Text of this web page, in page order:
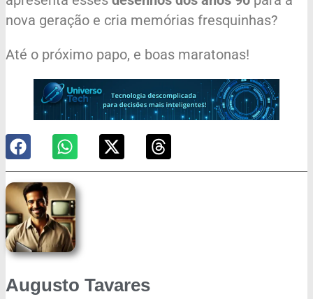
nova geração e cria memórias fresquinhas?
Até o próximo papo, e boas maratonas!
Augusto Tavares